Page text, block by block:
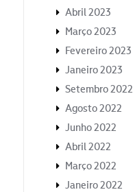
Abril 2023
Março 2023
Fevereiro 2023
Janeiro 2023
Setembro 2022
Agosto 2022
Junho 2022
Abril 2022
Março 2022
Janeiro 2022